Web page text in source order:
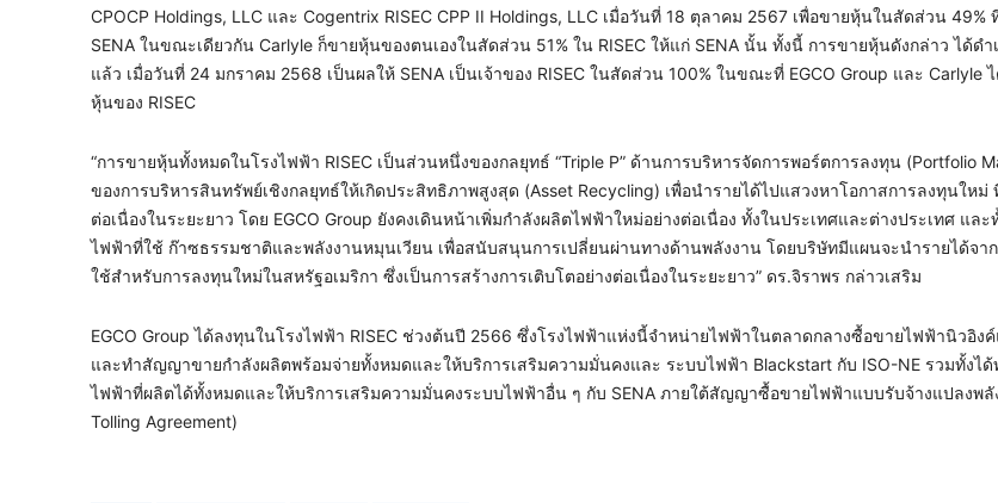
CPOCP Holdings, LLC และ Cogentrix RISEC CPP II Holdings, LLC เมื่อวันที่ 18 ตุลาคม 2567 เพื่อขายหุ้นในสัดส่วน 49%
SENA ในขณะเดียวกัน Carlyle ก็ขายหุ้นของตนเองในสัดส่วน 51% ใน RISEC ให้แก่ SENA นั้น ทั้งนี้ การขายหุ้นดังกล่าว ได้ด
แล้ว เมื่อวันที่ 24 มกราคม 2568 เป็นผลให้ SENA เป็นเจ้าของ RISEC ในสัดส่วน 100% ในขณะที่ EGCO Group และ Carlyle
หุ้นของ RISEC
“การขายหุ้นทั้งหมดในโรงไฟฟ้า RISEC เป็นส่วนหนึ่งของกลยุทธ์ “Triple P” ด้านการบริหารจัดการพอร์ตการลงทุน (Portfolio
ของการบริหารสินทรัพย์เชิงกลยุทธ์ให้เกิดประสิทธิภาพสูงสุด (Asset Recycling) เพื่อนำรายได้ไปแสวงหาโอกาสการลงทุนใหม่
ต่อเนื่องในระยะยาว โดย EGCO Group ยังคงเดินหน้าเพิ่มกำลังผลิตไฟฟ้าใหม่อย่างต่อเนื่อง ทั้งในประเทศและต่างประเทศ และ
ไฟฟ้าที่ใช้ ก๊าซธรรมชาติและพลังงานหมุนเวียน เพื่อสนับสนุนการเปลี่ยนผ่านทางด้านพลังงาน โดยบริษัทมีแผนจะนำรายได้จา
ใช้สำหรับการลงทุนใหม่ในสหรัฐอเมริกา ซึ่งเป็นการสร้างการเติบโตอย่างต่อเนื่องในระยะยาว” ดร.จิราพร กล่าวเสริม
EGCO Group ได้ลงทุนในโรงไฟฟ้า RISEC ช่วงต้นปี 2566 ซึ่งโรงไฟฟ้าแห่งนี้จำหน่ายไฟฟ้าในตลาดกลางซื้อขายไฟฟ้านิวอิง
และทำสัญญาขายกำลังผลิตพร้อมจ่ายทั้งหมดและให้บริการเสริมความมั่นคงและ ระบบไฟฟ้า Blackstart กับ ISO-NE รวมทั้งไ
ไฟฟ้าที่ผลิตได้ทั้งหมดและให้บริการเสริมความมั่นคงระบบไฟฟ้าอื่น ๆ กับ SENA ภายใต้สัญญาซื้อขายไฟฟ้าแบบรับจ้างแปลงพลั
Tolling Agreement)